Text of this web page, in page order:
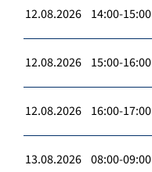
12.08.2026 14:00-15:00
12.08.2026 15:00-16:00
12.08.2026 16:00-17:00
13.08.2026 08:00-09:00